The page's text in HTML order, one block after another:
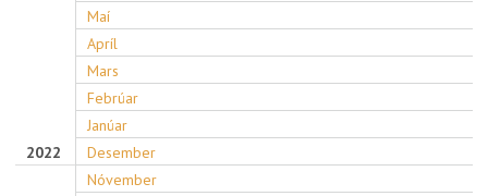
Maí
Apríl
Mars
Febrúar
Janúar
2022
Desember
Nóvember